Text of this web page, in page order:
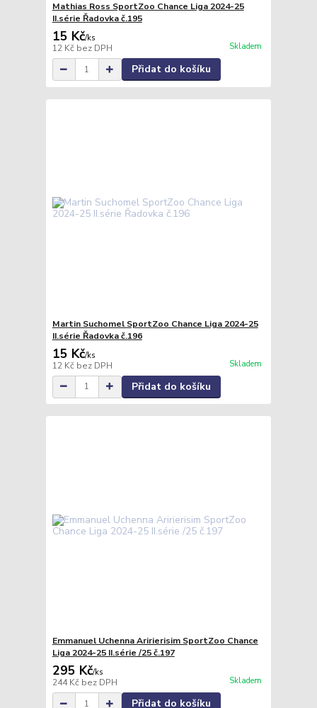
Mathias Ross SportZoo Chance Liga 2024-25
II.série Řadovka č.195
15 Kč/ks
12 Kč bez DPH Skladem
Přidat do košíku
Martin Suchomel SportZoo Chance Liga 2024-25
II.série Řadovka č.196
15 Kč/ks
12 Kč bez DPH Skladem
Přidat do košíku
Emmanuel Uchenna Aririerisim SportZoo Chance
Liga 2024-25 II.série /25 č.197
295 Kč/ks
244 Kč bez DPH Skladem
Přidat do košíku